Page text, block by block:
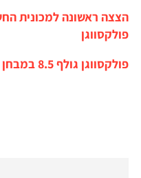
הצצה ראשונה למכונית
פולקסווגן
פולקסווגן גולף 8.5 במבחן דרכים